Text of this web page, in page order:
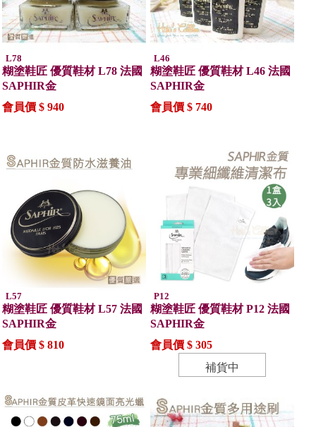
L78
糊塗鞋匠 優質鞋材 L78 法國
SAPHIR金
會員價 $ 940
L46
糊塗鞋匠 優質鞋材 L46 法國
SAPHIR金
會員價 $ 740
L57
糊塗鞋匠 優質鞋材 L57 法國
SAPHIR金
會員價 $ 810
P12
糊塗鞋匠 優質鞋材 P12 法國
SAPHIR金
會員價 $ 305
補貨中